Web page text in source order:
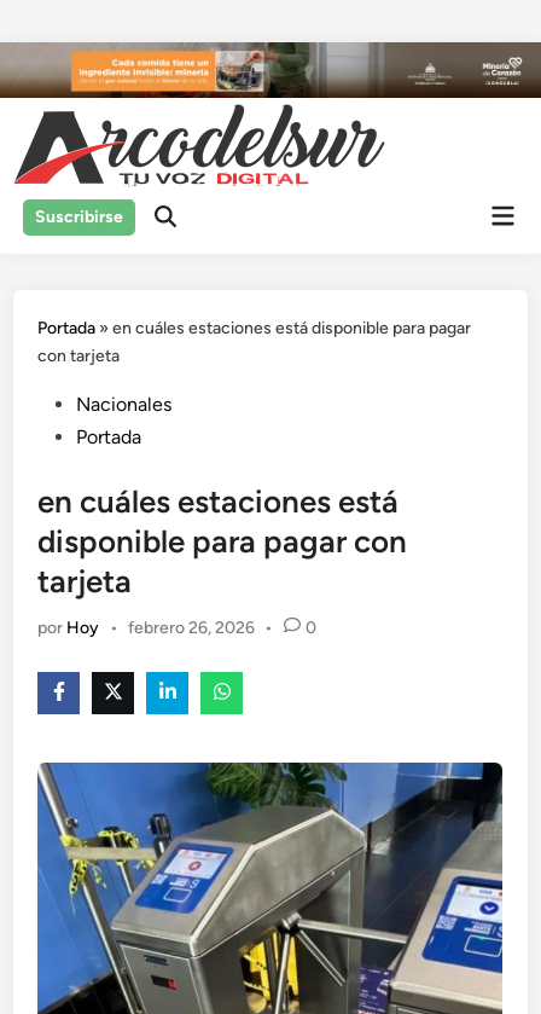
al
contenido
Suscribirse
Portada »en cuáles estaciones está disponible para pagar
con tarjeta
Publicado
en
Nacionales
Portada
en cuáles estaciones está
disponible para pagar con
tarjeta
por Hoy • febrero 26, 2026 • 0